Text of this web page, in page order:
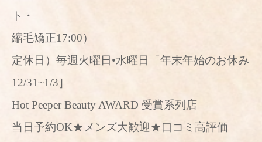
ト・
縮毛矯正17:00）
定休日）毎週火曜日•水曜日「年末年始のお休み
12/31~1/3］
Hot Peeper Beauty AWARD 受賞系列店
当日予約OK★メンズ大歓迎★口コミ高評価